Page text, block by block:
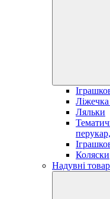
Ляльки
Коляски
Надувні